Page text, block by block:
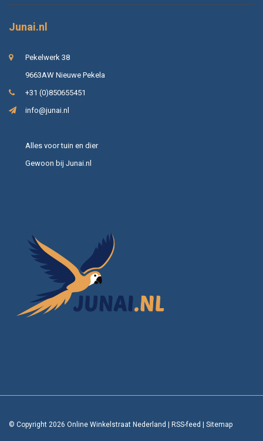
Junai.nl
Pekelwerk 38
9663AW Nieuwe Pekela
+31 (0)850655451
info@junai.nl
Alles voor tuin en dier
Gewoon bij Junai.nl
© Copyright 2026 Online Winkelstraat Nederland RSS-feed Sitemap